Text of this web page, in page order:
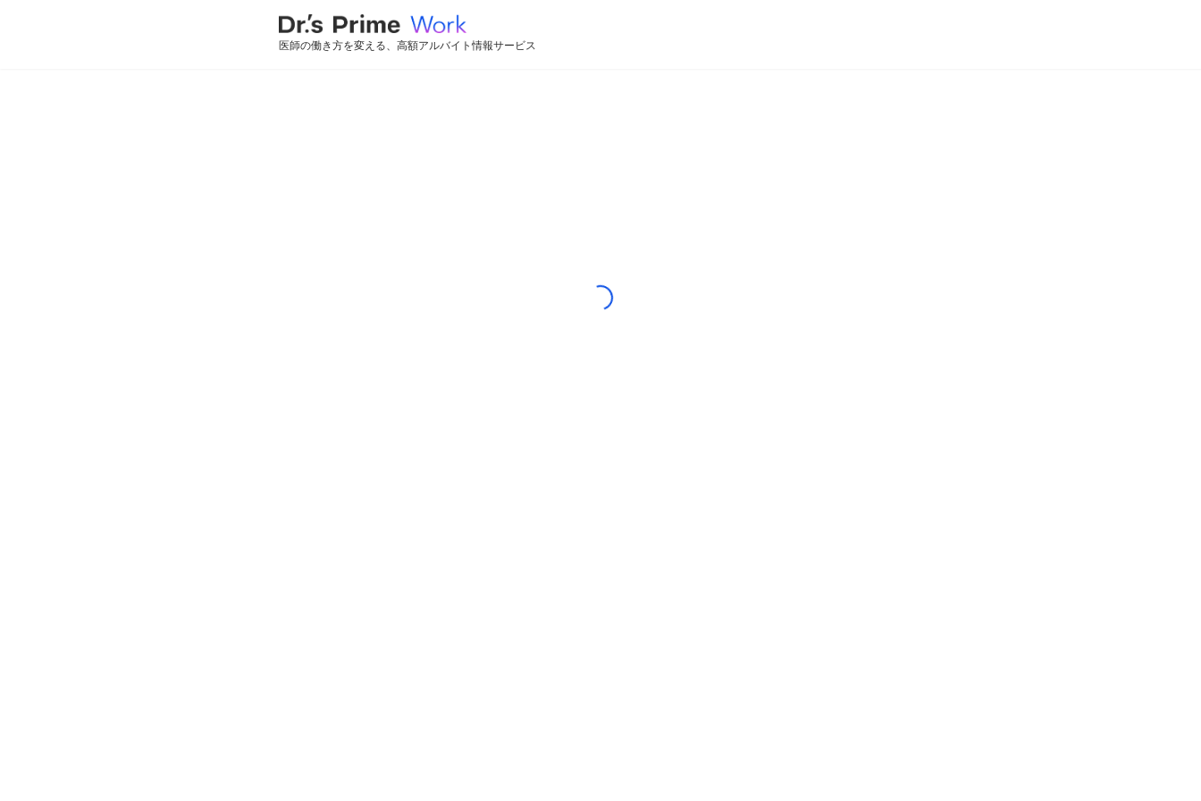
医師の働き方を変える、高額アルバイト情報サービス
Loading...